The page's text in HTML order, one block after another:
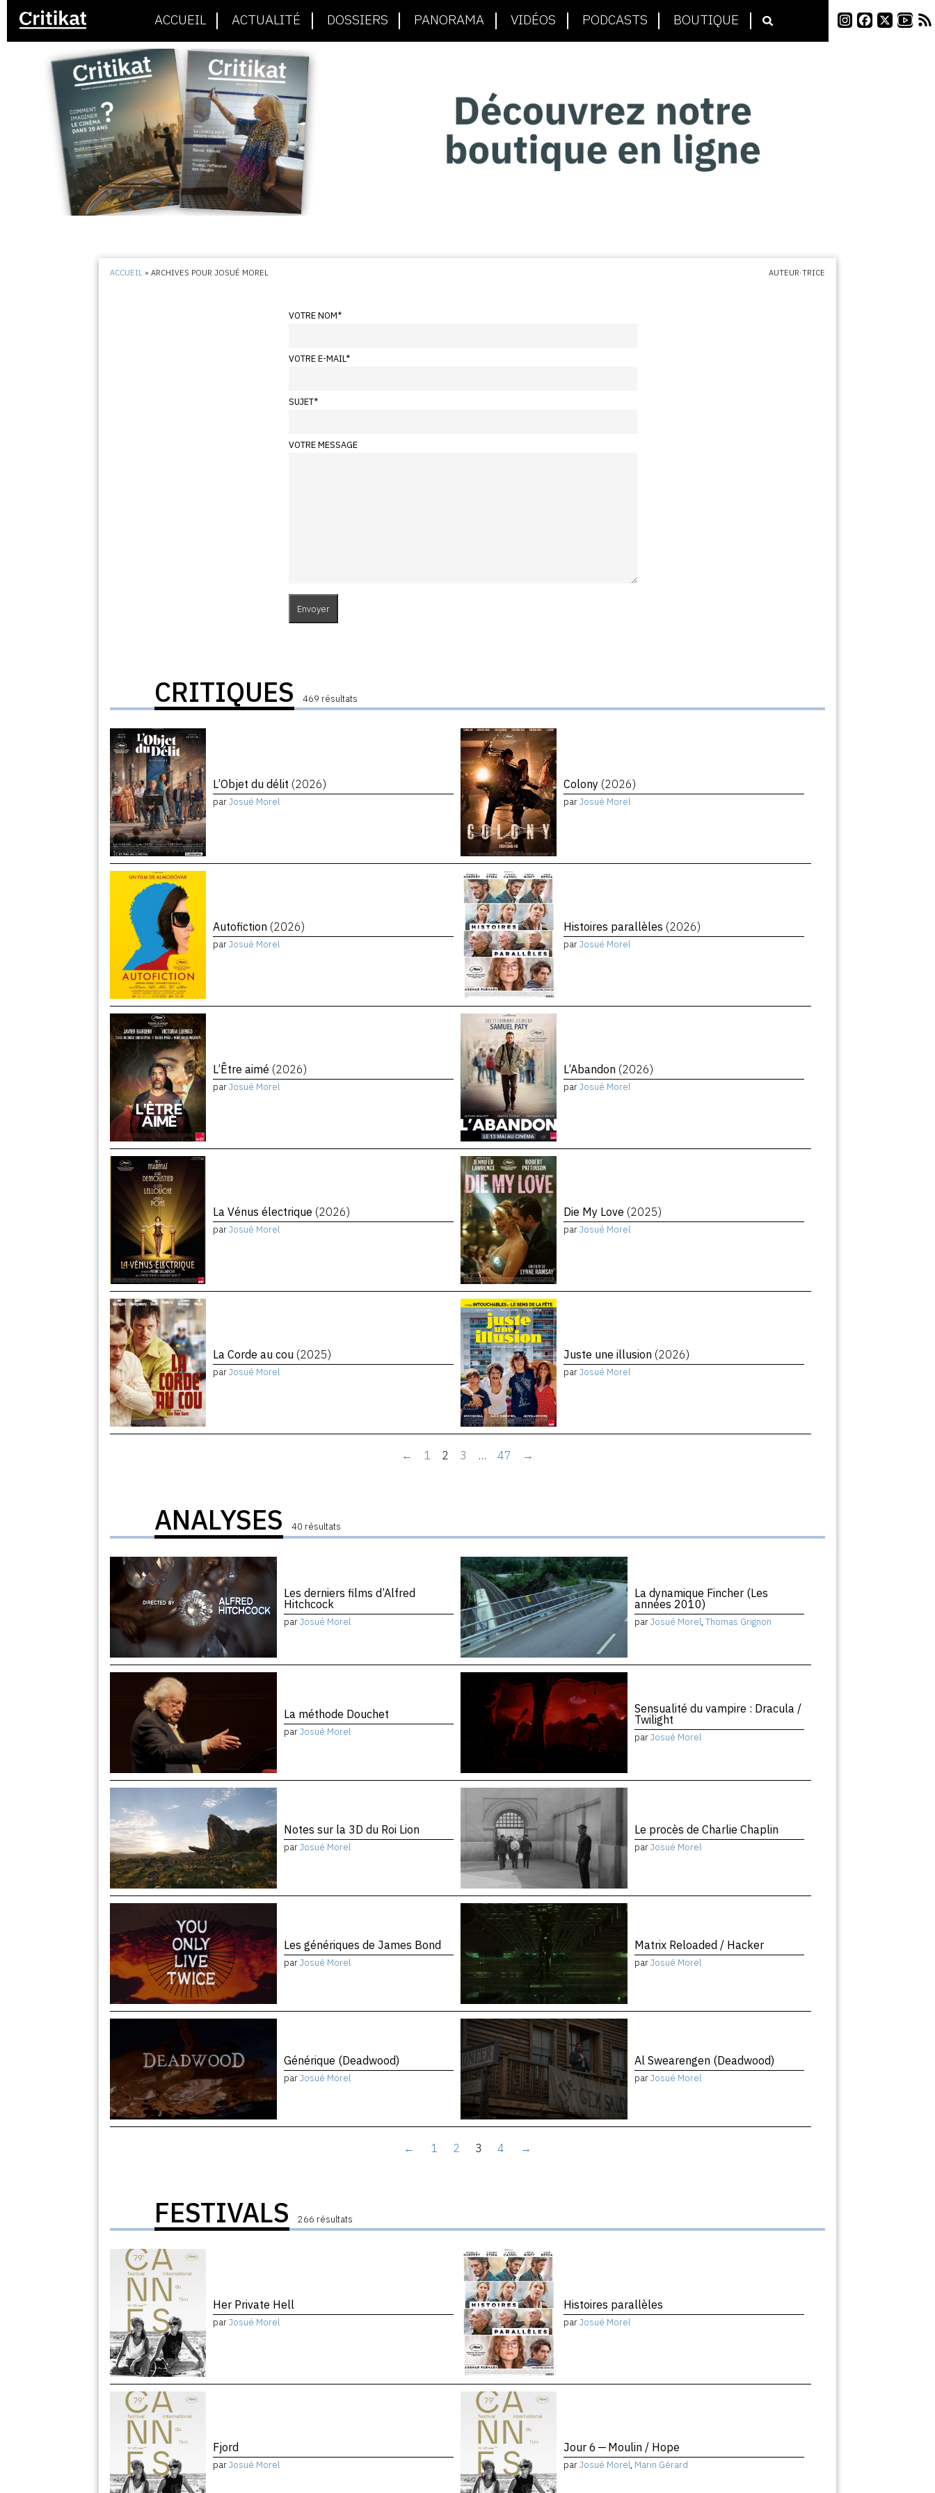
ACCUEIL ACTUALITÉ DOSSIERS PANORAMA VIDÉOS PODCASTS BOUTIQUE
ACCUEIL »ARCHIVES POUR JOSUÉ MOREL AUTEUR·TRICE
VOTRE NOM*
VOTRE E-MAIL*
SUJET*
VOTRE MESSAGE
CRITIQUES 469 résultats
L’Objet du délit (2026)
parJosué Morel
Colony (2026)
parJosué Morel
Autofiction (2026)
parJosué Morel
Histoires parallèles (2026)
parJosué Morel
L’Être aimé (2026)
parJosué Morel
L’Abandon (2026)
parJosué Morel
La Vénus électrique (2026)
parJosué Morel
Die My Love (2025)
parJosué Morel
La Corde au cou (2025)
parJosué Morel
Juste une illusion (2026)
parJosué Morel
← 1 2 3 … 47 →
ANALYSES 40 résultats
Les derniers films d’Alfred
Hitchcock
parJosué Morel
La dynamique Fincher (Les
années 2010)
parJosué Morel, Thomas Grignon
La méthode Douchet
parJosué Morel
Sensualité du vampire : Dracula /
Twilight
parJosué Morel
Notes sur la 3D du Roi Lion
parJosué Morel
Le procès de Charlie Chaplin
parJosué Morel
Les génériques de James Bond
parJosué Morel
Matrix Reloaded / Hacker
parJosué Morel
Générique (Deadwood)
parJosué Morel
Al Swearengen (Deadwood)
parJosué Morel
← 1 2 3 4 →
FESTIVALS 266 résultats
Her Private Hell
parJosué Morel
Histoires parallèles
parJosué Morel
Fjord
parJosué Morel
Jour 6 — Moulin / Hope
parJosué Morel, Marin Gérard